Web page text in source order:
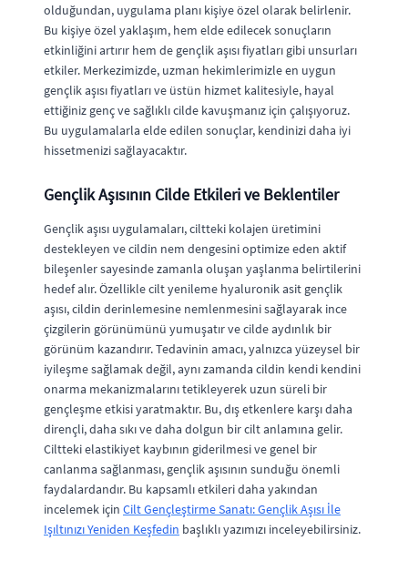
olduğundan, uygulama planı kişiye özel olarak belirlenir.
Bu kişiye özel yaklaşım, hem elde edilecek sonuçların
etkinliğini artırır hem de gençlik aşısı fiyatları gibi unsurları
etkiler. Merkezimizde, uzman hekimlerimizle en uygun
gençlik aşısı fiyatları ve üstün hizmet kalitesiyle, hayal
ettiğiniz genç ve sağlıklı cilde kavuşmanız için çalışıyoruz.
Bu uygulamalarla elde edilen sonuçlar, kendinizi daha iyi
hissetmenizi sağlayacaktır.
Gençlik Aşısının Cilde Etkileri ve Beklentiler
Gençlik aşısı uygulamaları, ciltteki kolajen üretimini
destekleyen ve cildin nem dengesini optimize eden aktif
bileşenler sayesinde zamanla oluşan yaşlanma belirtilerini
hedef alır. Özellikle cilt yenileme hyaluronik asit gençlik
aşısı, cildin derinlemesine nemlenmesini sağlayarak ince
çizgilerin görünümünü yumuşatır ve cilde aydınlık bir
görünüm kazandırır. Tedavinin amacı, yalnızca yüzeysel bir
iyileşme sağlamak değil, aynı zamanda cildin kendi kendini
onarma mekanizmalarını tetikleyerek uzun süreli bir
gençleşme etkisi yaratmaktır. Bu, dış etkenlere karşı daha
dirençli, daha sıkı ve daha dolgun bir cilt anlamına gelir.
Ciltteki elastikiyet kaybının giderilmesi ve genel bir
canlanma sağlanması, gençlik aşısının sunduğu önemli
faydalardandır. Bu kapsamlı etkileri daha yakından
incelemek için Cilt Gençleştirme Sanatı: Gençlik Aşısı İle
Işıltınızı Yeniden Keşfedin başlıklı yazımızı inceleyebilirsiniz.